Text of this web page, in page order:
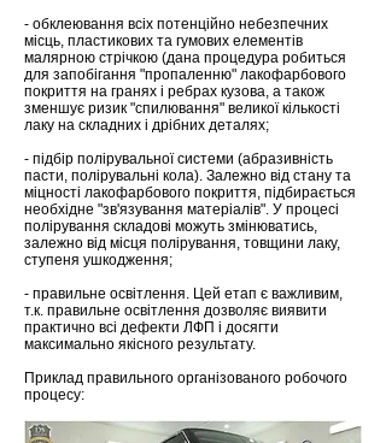
- обклеювання всіх потенційно небезпечних
місць, пластикових та гумових елементів
малярною стрічкою (дана процедура робиться
для запобігання "пропаленню" лакофарбового
покриття на гранях і ребрах кузова, а також
зменшує ризик "спилювання" великої кількості
лаку на складних і дрібних деталях;
- підбір полірувальної системи (абразивність
пасти, полірувальні кола). Залежно від стану та
міцності лакофарбового покриття, підбирається
необхідне "зв'язування матеріалів". У процесі
полірування складові можуть змінюватись,
залежно від місця полірування, товщини лаку,
ступеня ушкодження;
- правильне освітлення. Цей етап є важливим,
т.к. правильне освітлення дозволяє виявити
практично всі дефекти ЛФП і досягти
максимально якісного результату.
Приклад правильного організованого робочого
процесу: